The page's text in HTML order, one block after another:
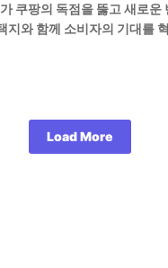
쿠팡의 독점을 뚫고 새로운
지와 함께 소비자의 기대를
Load More